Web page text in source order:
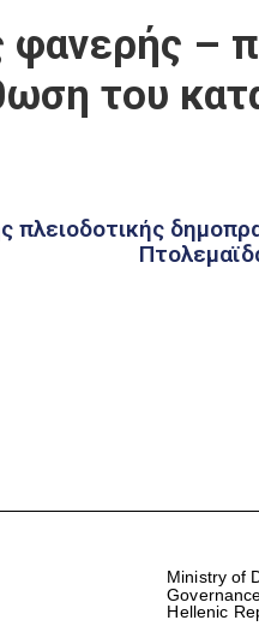
–
του
πλειοδοτικής